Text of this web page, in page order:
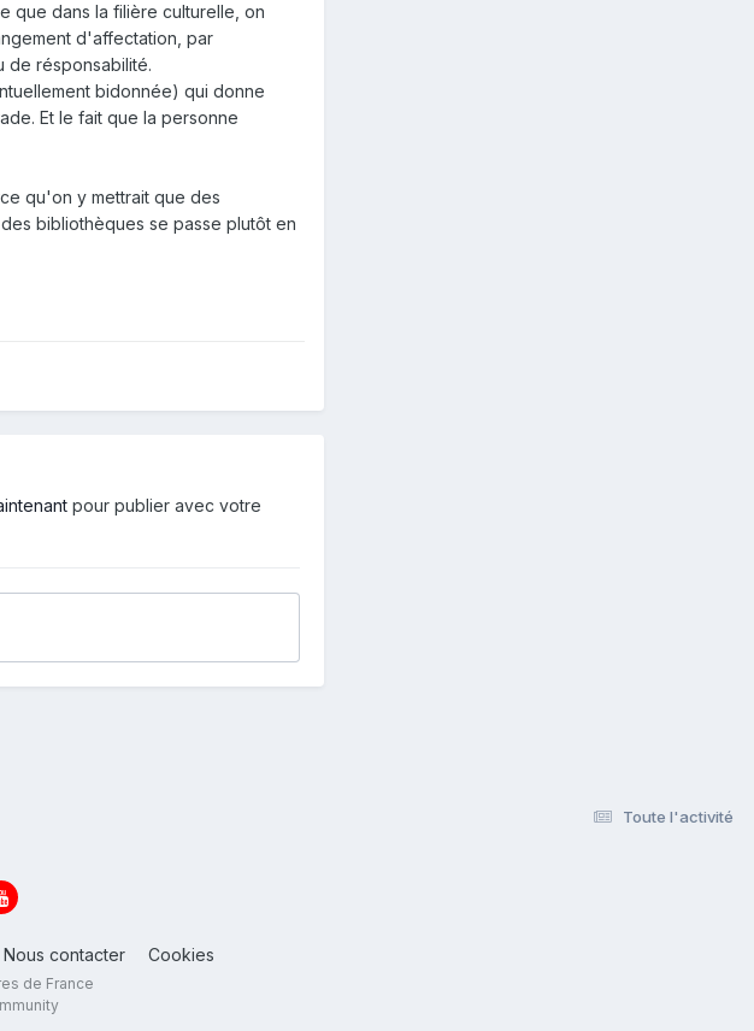
que dans la filière culturelle, on
d'affectation, par
de résponsabilité.
bidonnée) qui donne
Et le fait que la personne
qu'on y mettrait que des
bibliothèques se passe plutôt en
pour publier avec votre
Toute l'activité
Nous contacter Cookies
de France